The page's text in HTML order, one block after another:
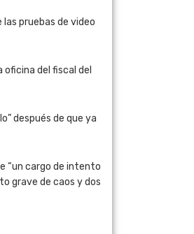
pruebas de video
del fiscal del
después de que ya
“un cargo de intento
grave de caos y dos